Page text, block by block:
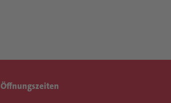
Öffnungszeiten